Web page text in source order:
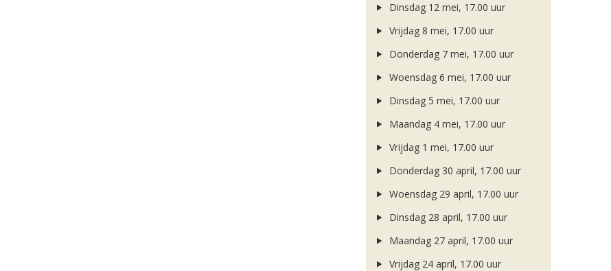
Dinsdag 12 mei, 17.00 uur
Vrijdag 8 mei, 17.00 uur
Donderdag 7 mei, 17.00 uur
Woensdag 6 mei, 17.00 uur
Dinsdag 5 mei, 17.00 uur
Maandag 4 mei, 17.00 uur
Vrijdag 1 mei, 17.00 uur
Donderdag 30 april, 17.00 uur
Woensdag 29 april, 17.00 uur
Dinsdag 28 april, 17.00 uur
Maandag 27 april, 17.00 uur
Vrijdag 24 april, 17.00 uur